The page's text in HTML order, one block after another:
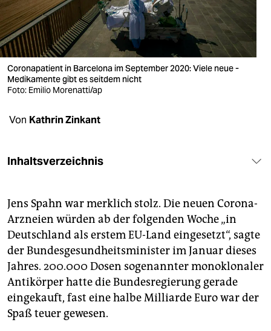
wahrheit
verlag
verlag
veranstaltungen
unterstützen
genossenschaft
epaper login
Coronapatient in Barcelona im September 2020: Viele neue ­
Medikamente gibt es seitdem nicht
Foto: Emilio Morenatti/ap
Von Kathrin Zinkant
Inhaltsverzeichnis
Jens Spahn war merklich stolz. Die neuen Corona-
Arzneien würden ab der folgenden Woche „in
Deutschland als erstem EU-Land eingesetzt“, sagte
der Bundesgesundheitsminister im Januar dieses
Jahres. 200.000 Dosen sogenannter monoklonaler
Antikörper hatte die Bundesregierung gerade
eingekauft, fast eine halbe Milliarde Euro war der
Spaß teuer gewesen.